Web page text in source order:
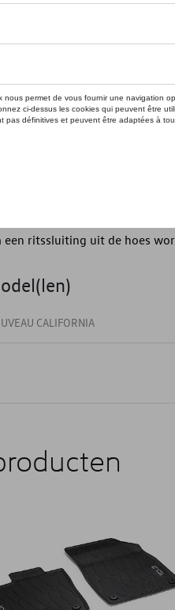
is momenteel niet op stock
Contacteer
buitenmateriaal van de
dat wordt gebruikt in
een ritssluiting uit de hoes
CALIFORNIA